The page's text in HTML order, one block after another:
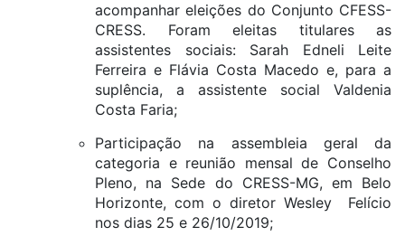
acompanhar eleições do Conjunto CFESS-
CRESS. Foram eleitas titulares as
assistentes sociais: Sarah Edneli Leite
Ferreira e Flávia Costa Macedo e, para a
suplência, a assistente social Valdenia
Costa Faria;
Participação na assembleia geral da
categoria e reunião mensal de Conselho
Pleno, na Sede do CRESS-MG, em Belo
Horizonte, com o diretor Wesley Felício
nos dias 25 e 26/10/2019;